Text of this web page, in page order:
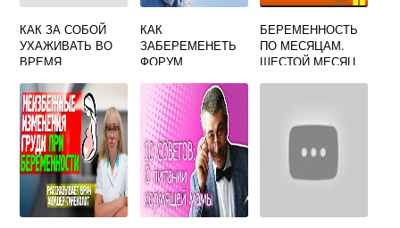
КАК ЗА СОБОЙ
УХАЖИВАТЬ ВО
ВРЕМЯ
КАК
ЗАБЕРЕМЕНЕТЬ
ФОРУМ
БЕРЕМЕННОСТЬ
ПО МЕСЯЦАМ.
ШЕСТОЙ МЕСЯЦ